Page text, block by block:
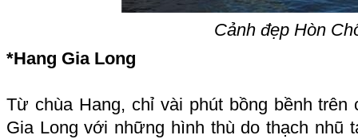
Cảnh đẹp Hòn
*Hang Gia Long
Từ chùa Hang, chỉ vài phút bồng bềnh
Gia Long với những hình thù do thạch nhũ